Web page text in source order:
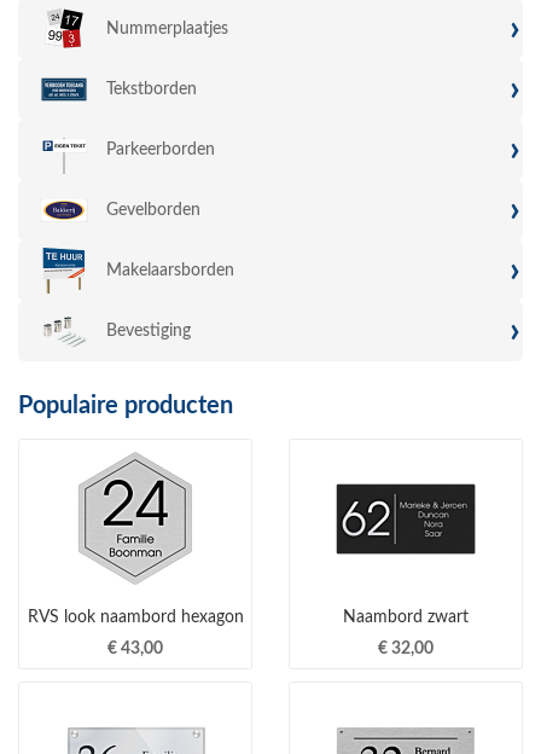
Nummerplaatjes ›
Tekstborden ›
Parkeerborden ›
Gevelborden ›
Makelaarsborden ›
Bevestiging ›
Populaire producten
RVS look naambord hexagon
€ 43,00
Naambord zwart
€ 32,00